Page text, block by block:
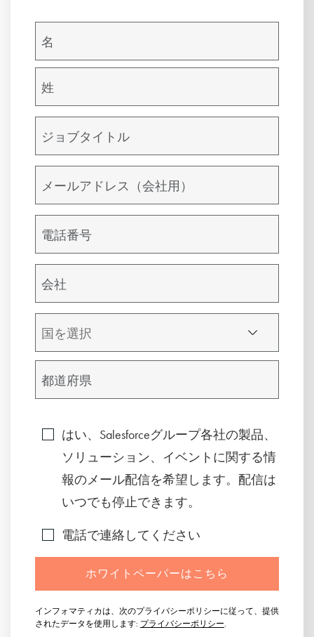
はい、Salesforceグループ各社の製品、
ソリューション、イベントに関する情
報のメール配信を希望します。配信は
いつでも停止できます。
電話で連絡してください
ホワイトペーパーはこちら
インフォマティカは、次のプライバシーポリシーに従って、提供
されたデータを使用します: プライバシーポリシー.